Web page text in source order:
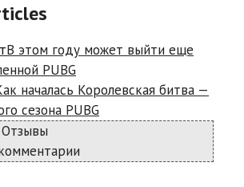
В этом году может выйти еще
PUBG
началась Королевская битва —
сезона PUBG